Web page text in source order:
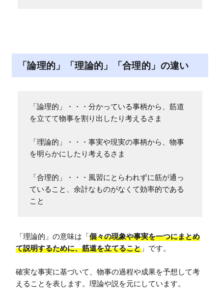
「論理的」「理論的」「合理的」の違い
「論理的」・・・分かっている事柄から、筋道
を立てて物事を割り出したり考えるさま
「理論的」・・・事実や現実の事柄から、物事
を明らかにしたり考えるさま
「合理的」・・・風習にとらわれずに筋が通っ
ていること、余計なものがなくて効率的である
こと
「理論的」の意味は「個々の現象や事実を一つにまとめ
て説明するために、筋道を立てること 」です。
確実な事実に基づいて、物事の過程や成果を予想して考
えることを表します。理論や説を元にしています。